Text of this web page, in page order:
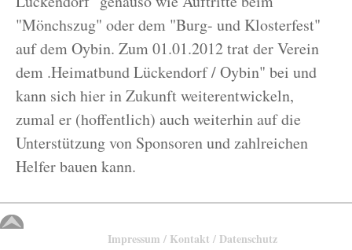
"Mönchszug" oder dem "Burg- und Klosterfest"
auf dem Oybin. Zum 01.01.2012 trat der Verein
dem .Heimatbund Lückendorf / Oybin" bei und
kann sich hier in Zukunft weiterentwickeln,
zumal er (hoffentlich) auch weiterhin auf die
Unterstützung von Sponsoren und zahlreichen
Helfer bauen kann.
Impressum / Kontakt / Datenschutz